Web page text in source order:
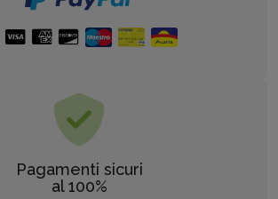
Pagamenti sicuri
al 100%